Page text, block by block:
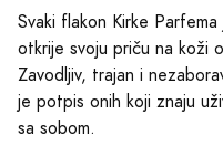
Svaki flakon Kirke
otkrije svoju priču na koži
Zavodljiv, trajan i
je potpis onih koji znaju
sa sobom.